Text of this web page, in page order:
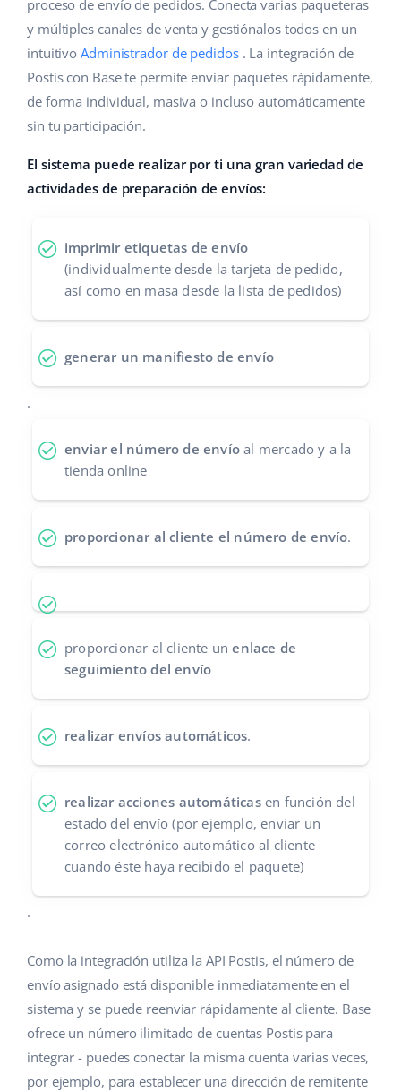
Gestión de envíos
Automatizaciones
Base Connect
IA para e-commerce
Hogar y jardinería
Productos infantiles
Electrónica
Piezas de automóviles
Supermercado
Moda
Ayuda
Base Academy
Blog
Implementación de sistemas
Calculadora de beneficios
Cooperación y socios
english (GB)
english (IN)
deutsch
español (AR)
Italiano
português (BR)
proceso de envío de pedidos. Conecta varias paqueteras
y múltiples canales de venta y gestiónalos todos en un
intuitivo Administrador de pedidos. La integración de
Postis con Base te permite enviar paquetes rápidamente,
de forma individual, masiva o incluso automáticamente
sin tu participación.
El sistema puede realizar por ti una gran variedad de
actividades de preparación de envíos:
imprimir etiquetas de envío
(individualmente desde la tarjeta de pedido,
así como en masa desde la lista de pedidos)
generar un manifiesto de envío
.
enviar el número de envío al mercado y a la
tienda online
proporcionar al cliente el número de envío.
proporcionar al cliente unenlace de
seguimiento del envío
realizar envíos automáticos.
realizar acciones automáticasen función del
estado del envío (por ejemplo, enviar un
correo electrónico automático al cliente
cuando éste haya recibido el paquete)
.
Como la integración utiliza la API Postis, el número de
envío asignado está disponible inmediatamente en el
sistema y se puede reenviar rápidamente al cliente. Base
ofrece un número ilimitado de cuentas Postis para
integrar - puedes conectar la misma cuenta varias veces,
por ejemplo, para establecer una dirección de remitente